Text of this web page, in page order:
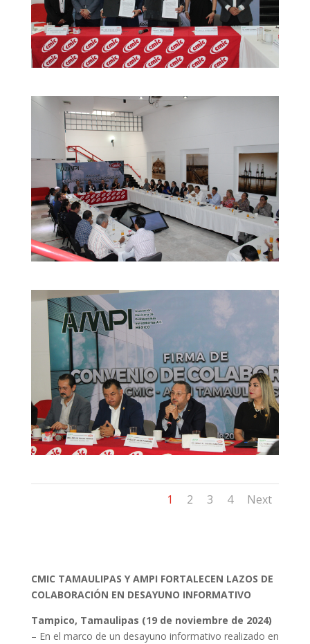
1 2 3 4 Next
CMIC TAMAULIPAS Y AMPI FORTALECEN LAZOS DE
COLABORACIÓN EN DESAYUNO INFORMATIVO
Tampico, Tamaulipas (19 de noviembre de 2024)
– En el marco de un desayuno informativo realizado en